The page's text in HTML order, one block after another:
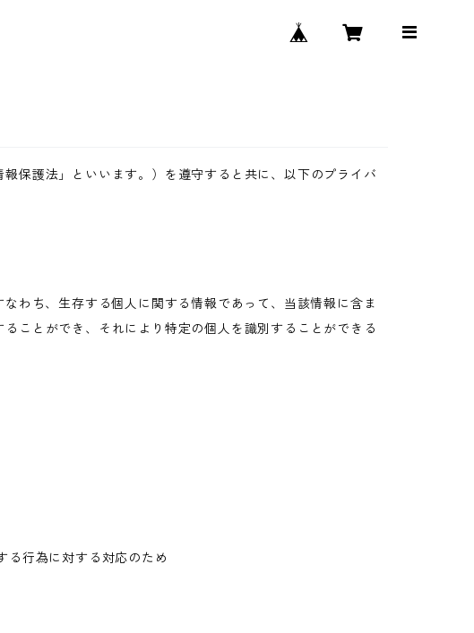
保護法」といいます。）を遵守すると共に、以下のプライバ
わち、生存する個人に関する情報であって、当該情報に含ま
ことができ、それにより特定の個人を識別することができる
る行為に対する対応のため